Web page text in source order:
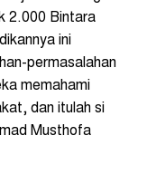
2.000 Bintara
ini
permasalahan
memahami
dan itulah si
Musthofa